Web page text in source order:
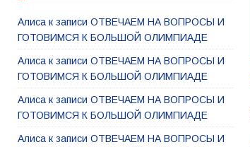
Алиса к записи ОТВЕЧАЕМ НА ВОПРОСЫ И
ГОТОВИМСЯ К БОЛЬШОЙ ОЛИМПИАДЕ
Алиса к записи ОТВЕЧАЕМ НА ВОПРОСЫ И
ГОТОВИМСЯ К БОЛЬШОЙ ОЛИМПИАДЕ
Алиса к записи ОТВЕЧАЕМ НА ВОПРОСЫ И
ГОТОВИМСЯ К БОЛЬШОЙ ОЛИМПИАДЕ
Алиса к записи ОТВЕЧАЕМ НА ВОПРОСЫ И